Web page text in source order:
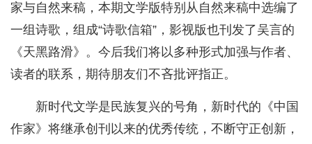
家与自然来稿，本期文学版特别从自然来稿中选编了
一组诗歌，组成“诗歌信箱”，影视版也刊发了吴言的
《天黑路滑》。今后我们将以多种形式加强与作者、
读者的联系，期待朋友们不吝批评指正。
新时代文学是民族复兴的号角，新时代的《中国
作家》将继承创刊以来的优秀传统，不断守正创新，